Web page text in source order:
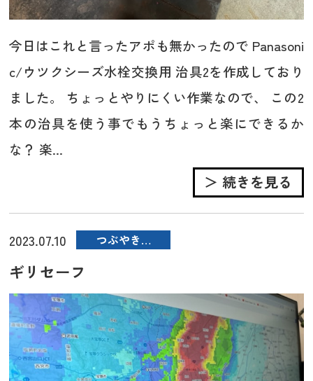
今日はこれと言ったアポも無かったので Panasoni
c/ウツクシーズ水栓交換用 治具2を作成しており
ました。 ちょっとやりにくい作業なので、 この2
本の治具を使う事でもうちょっと楽にできるか
な？ 楽...
＞ 続きを見る
2023.07.10 つぶやき…
ギリセーフ